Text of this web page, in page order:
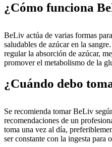
¿Cómo funciona
BeLiv actúa de varias formas
saludables de azúcar en la
regular la absorción de azúcar,
promover el metabolismo de la
¿Cuándo debo
Se recomienda tomar BeLiv
recomendaciones de un
toma una vez al día,
ser constante con la ingesta para